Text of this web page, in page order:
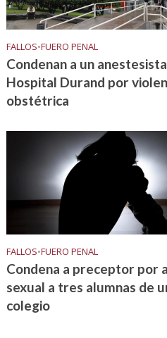
FALLOS•FUERO PENAL
Condenan a un
Hospital Durand por
obstétrica
FALLOS•FUERO PENAL
Condena a preceptor por
sexual a tres alumnas de
colegio